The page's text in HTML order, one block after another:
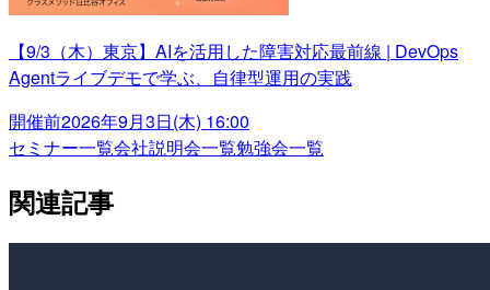
【9/3（木）東京】AIを活用した障害対応最前線 | DevOps
Agentライブデモで学ぶ、自律型運用の実践
開催前2026年9月3日(木) 16:00
セミナー一覧会社説明会一覧勉強会一覧
関連記事